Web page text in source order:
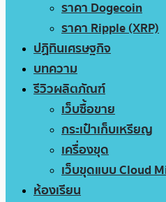
ราคา Dogecoin
ราคา Ripple (XRP)
ปฏิทินเศรษฐกิจ
บทความ
รีวิวผลิตภัณฑ์
เว็บซื้อขาย
กระเป๋าเก็บเหรียญ
เครื่องขุด
เว็บขุดแบบ Cloud
ห้องเรียน